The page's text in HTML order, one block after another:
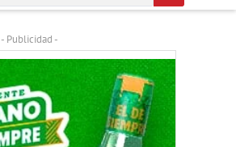
- Publicidad -